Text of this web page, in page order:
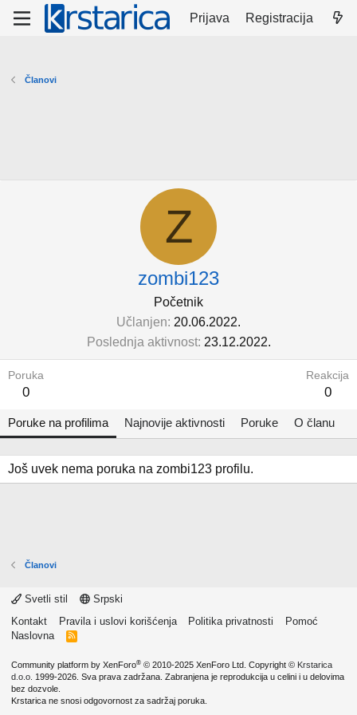
Prijava Registracija
Članovi
Z
zombi123
Početnik
Učlanjen 20.06.2022.
Poslednja aktivnost 23.12.2022.
Poruka
0
Reakcija
0
Poruke na profilima Najnovije aktivnosti Poruke O članu
Još uvek nema poruka na zombi123 profilu.
Članovi
Svetli stil
Srpski
Kontakt
Pravila i uslovi korišćenja Politika privatnosti
Pomoć
Naslovna
R
Community platform by XenForo® © 2010-2025 XenForo Ltd. Copyright © Krstarica
d.o.o. 1999-2026. Sva prava zadržana. Zabranjena je reprodukcija u celini i u delovima
bez dozvole.
Krstarica ne snosi odgovornost za sadržaj poruka.